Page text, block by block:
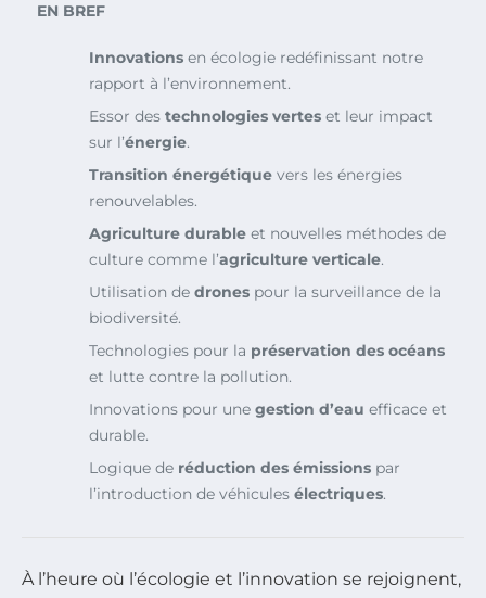
EN BREF
Innovations en écologie redéfinissant notre
rapport à l’environnement.
Essor des technologies vertes et leur impact
sur l’énergie.
Transition énergétique vers les énergies
renouvelables.
Agriculture durable et nouvelles méthodes de
culture comme l’agriculture verticale.
Utilisation de drones pour la surveillance de la
biodiversité.
Technologies pour la préservation des océans
et lutte contre la pollution.
Innovations pour une gestion d’eau efficace et
durable.
Logique de réduction des émissions par
l’introduction de véhicules électriques.
À l’heure où l’écologie et l’innovation se rejoignent,